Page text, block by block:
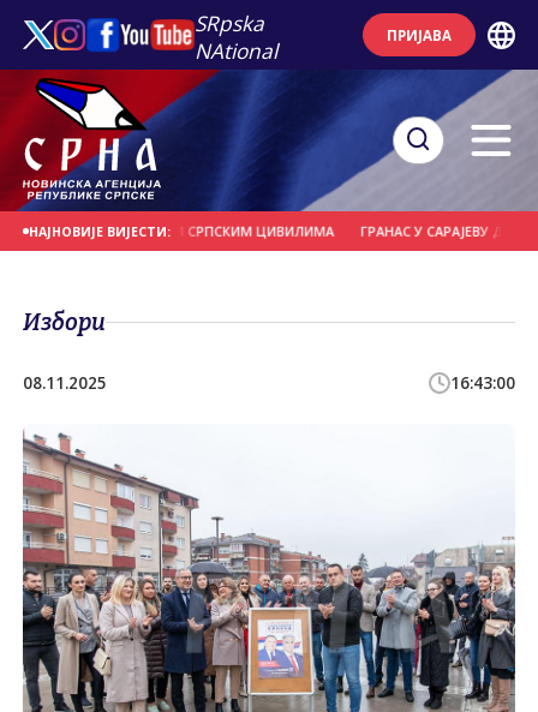
SRpska
NAtional
ПРИЈАВА
НАЈНОВИЈЕ ВИЈЕСТИ:
УБИЈЕНИМ СРПСКИМ ЦИВИЛИМА ГРАНАС У САРАЈЕВУ ДА
Избори
08.11.2025 16:43:00